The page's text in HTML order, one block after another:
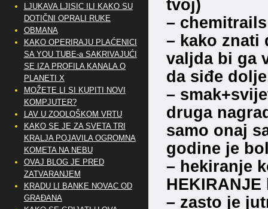
tvoj)
–
– kako znati
valjda bi ga
da siđe
–
druga
samo onaj
godine je
– hekiranje
– zasto je
LJUKAVA LJISIC ILI KAKO SU
DOTIČNI OPRALI RUKE
OBMANA
KAKO OPERIRAJU PLAĆENICI
SA YOU TUBE-a SAKRIVAJUĆI
SE IZA PROFILA KANALA O
PLANETI X
MOŽETE LI SI KUPITI NOVI
KOMPJUTER?
LAV U ZOOLOŠKOM VRTU
KAKO SE JE ZA SVETA TRI
KRALJA POJAVILA OGROMNA
KOMETA NA NEBU
OVAJ BLOG JE PRED
ZATVARANJEM
KRADU LI BANKE NOVAC OD
GRAĐANA